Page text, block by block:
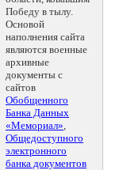
Победу в тылу.
Основой
наполнения сайта
являются военные
архивные
документы с
сайтов
Обобщенного
Банка Данных
«Мемориал»,
Общедоступного
электронного
банка документов